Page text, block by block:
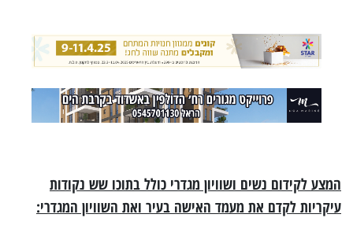
המצע לקידום נשים ושוויון מגדרי כולל בתוכו שש נקודות
עיקריות לקדם את מעמד האישה בעיר ואת השוויון המגדרי: